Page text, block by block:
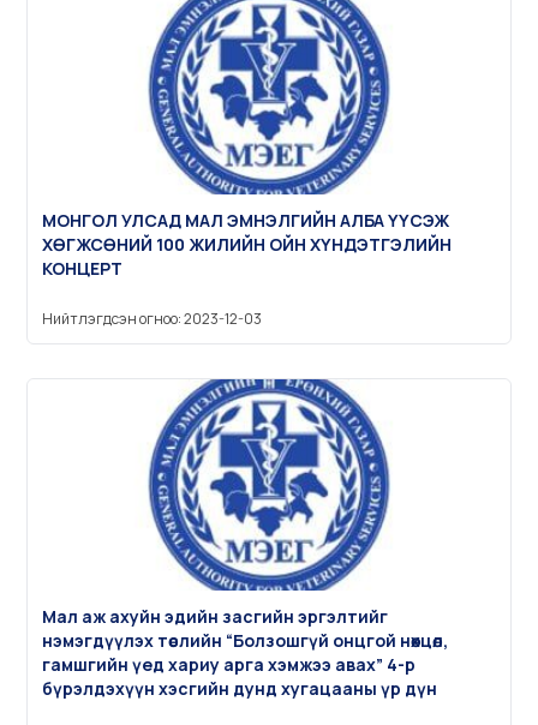
МОНГОЛ УЛСАД МАЛ ЭМНЭЛГИЙН АЛБА ҮҮСЭЖ
ХӨГЖСӨНИЙ 100 ЖИЛИЙН ОЙН ХҮНДЭТГЭЛИЙН
КОНЦЕРТ
Нийтлэгдсэн огноо: 2023-12-03
Мал аж ахуйн эдийн засгийн эргэлтийг
нэмэгдүүлэх төслийн “Болзошгүй онцгой нөхцөл,
гамшгийн үед хариу арга хэмжээ авах” 4-р
бүрэлдэхүүн хэсгийн дунд хугацааны үр дүн